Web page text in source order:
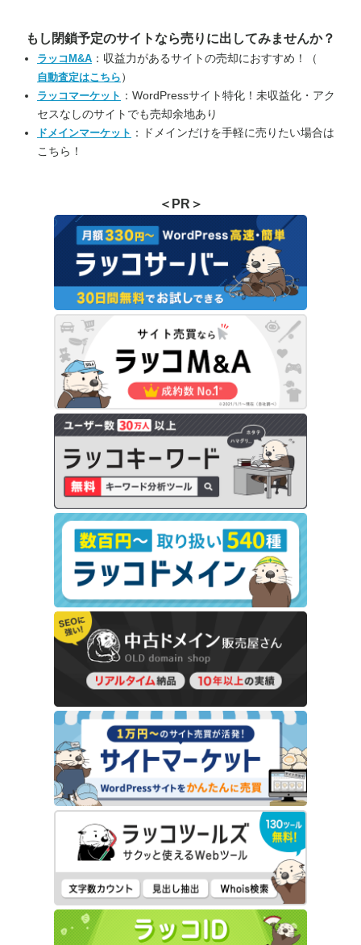
もし閉鎖予定のサイトなら売りに出してみませんか？
ラッコM&A ：収益力があるサイトの売却におすすめ！（
自動査定はこちら ）
ラッコマーケット ：WordPressサイト特化！未収益化・アク
セスなしのサイトでも売却余地あり
ドメインマーケット ：ドメインだけを手軽に売りたい場合は
こちら！
＜PR＞